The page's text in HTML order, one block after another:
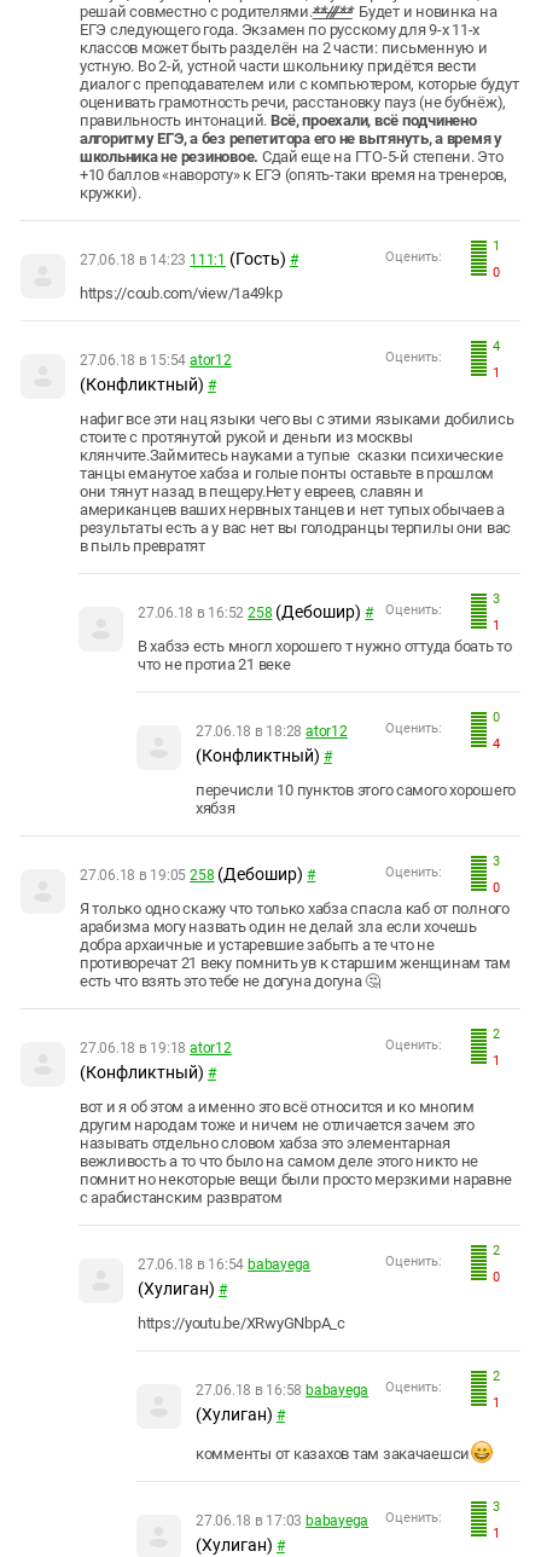
решай совместно с родителями.**///**Будет и новинка на
ЕГЭ следующего года. Экзамен по русскому для 9-х 11-х
классов может быть разделён на 2 части: письменную и
устную. Во 2-й, устной части школьнику придётся вести
диалог с преподавателем или с компьютером, которые будут
оценивать грамотность речи, расстановку пауз (не бубнёж),
правильность интонаций. Всё, проехали, всё подчинено
алгоритму ЕГЭ, а без репетитора его не вытянуть, а время у
школьника не резиновое. Сдай еще на ГТО-5-й степени. Это
+10 баллов «навороту» к ЕГЭ (опять-таки время на тренеров,
кружки).
1
0
Оценить:
27.06.18 в 14:23 111:1 (Гость) #
https://coub.com/view/1a49kp
4
1
Оценить:
27.06.18 в 15:54 ator12
(Конфликтный) #
нафиг все эти нац языки чего вы с этими языками добились
стоите с протянутой рукой и деньги из москвы
клянчите.Займитесь науками а тупые сказки психические
танцы еманутое хабза и голые понты оставьте в прошлом
они тянут назад в пещеру.Нет у евреев, славян и
американцев ваших нервных танцев и нет тупых обычаев а
результаты есть а у вас нет вы голодранцы терпилы они вас
в пыль превратят
3
1
Оценить:
27.06.18 в 16:52 258 (Дебошир) #
В хабзэ есть многл хорошего т нужно оттуда боать то
что не протиа 21 веке
0
4
Оценить:
27.06.18 в 18:28 ator12
(Конфликтный) #
перечисли 10 пунктов этого самого хорошего
хябзя
3
0
Оценить:
27.06.18 в 19:05 258 (Дебошир) #
Я только одно скажу что только хабза спасла каб от полного
арабизма могу назвать один не делай зла если хочешь
добра архаичные и устаревшие забыть а те что не
противоречат 21 веку помнить ув к старшим женщинам там
есть что взять это тебе не догуна догуна 🤔
2
1
Оценить:
27.06.18 в 19:18 ator12
(Конфликтный) #
вот и я об этом а именно это всё относится и ко многим
другим народам тоже и ничем не отличается зачем это
называть отдельно словом хабза это элементарная
вежливость а то что было на самом деле этого никто не
помнит но некоторые вещи были просто мерзкими наравне
с арабистанским развратом
2
0
Оценить:
27.06.18 в 16:54 babayega
(Хулиган) #
https://youtu.be/XRwyGNbpA_c
2
1
Оценить:
27.06.18 в 16:58 babayega
(Хулиган) #
комменты от казахов там закачаешси
3
1
Оценить:
27.06.18 в 17:03 babayega
(Хулиган) #